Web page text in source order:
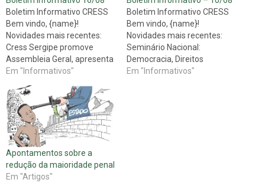
Boletim Informativo CRESS
Bem vindo, {name}!
Novidades mais recentes:
Cress Sergipe promove
Assembleia Geral, apresenta
balanço e elege Assistentes
Nacional em Serviço Social
Na manhã desta quarta
feira, dia 15 de agosto, a
gestão “ Unir forças para
avançar nas lutas” organizou
uma Assembleia Geral no…
Em "Informativos"
Boletim Informativo CRESS
Bem vindo, {name}!
Novidades mais recentes:
Seminário Nacional:
Democracia, Direitos
Humanos e
Em "Informativos"
Apontamentos sobre a
redução da maioridade penal
Em "Artigos"